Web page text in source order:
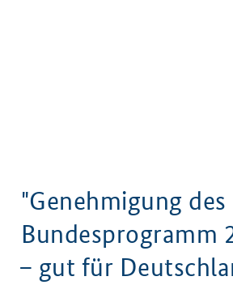
"Genehmigung
Bundesprogramm
– gut für